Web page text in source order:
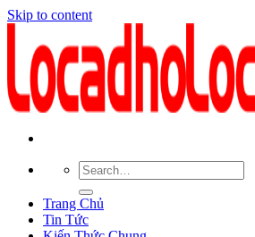
Skip to content
Trang Chủ
Tin Tức